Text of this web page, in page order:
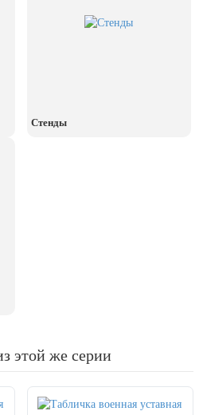
Стенды
этой же серии